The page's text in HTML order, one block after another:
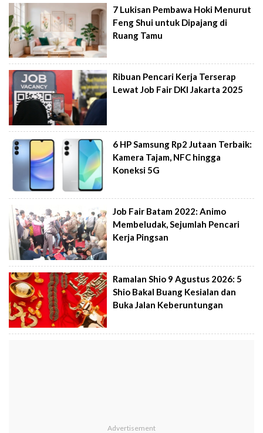
7 Lukisan Pembawa Hoki Menurut
Feng Shui untuk Dipajang di
Ruang Tamu
Ribuan Pencari Kerja Terserap
Lewat Job Fair DKI Jakarta 2025
6 HP Samsung Rp2 Jutaan Terbaik:
Kamera Tajam, NFC hingga
Koneksi 5G
Job Fair Batam 2022: Animo
Membeludak, Sejumlah Pencari
Kerja Pingsan
Ramalan Shio 9 Agustus 2026: 5
Shio Bakal Buang Kesialan dan
Buka Jalan Keberuntungan